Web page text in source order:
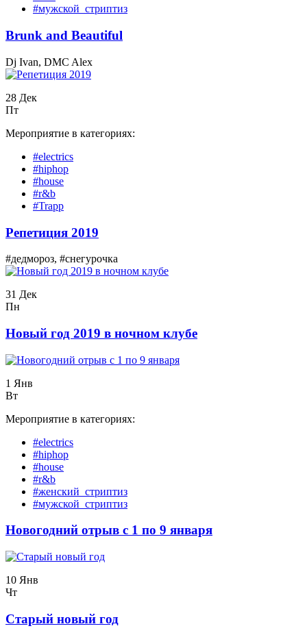
#мужской_стриптиз
Вrunk and Beautiful
Dj Ivan, DMC Alex
28 Дек
Пт
Мероприятие в категориях:
#electrics
#hiphop
#house
#r&b
#Trapp
Репетиция 2019
#дедмороз, #снегурочка
31 Дек
Пн
Новый год 2019 в ночном клубе
1 Янв
Вт
Мероприятие в категориях:
#electrics
#hiphop
#house
#r&b
#женский_стриптиз
#мужской_стриптиз
Новогодний отрыв с 1 по 9 января
10 Янв
Чт
Старый новый год